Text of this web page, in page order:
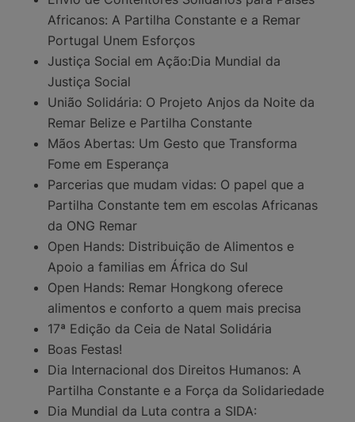
Africanos: A Partilha Constante e a Remar
Portugal Unem Esforços
Justiça Social em Ação:Dia Mundial da
Justiça Social
União Solidária: O Projeto Anjos da Noite da
Remar Belize e Partilha Constante
Mãos Abertas: Um Gesto que Transforma
Fome em Esperança
Parcerias que mudam vidas: O papel que a
Partilha Constante tem em escolas Africanas
da ONG Remar
Open Hands: Distribuição de Alimentos e
Apoio a familias em África do Sul
Open Hands: Remar Hongkong oferece
alimentos e conforto a quem mais precisa
17ª Edição da Ceia de Natal Solidária
Boas Festas!
Dia Internacional dos Direitos Humanos: A
Partilha Constante e a Força da Solidariedade
Dia Mundial da Luta contra a SIDA: